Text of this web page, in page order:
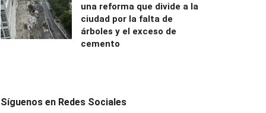
una reforma que divide a la
ciudad por la falta de
árboles y el exceso de
cemento
Síguenos en Redes Sociales